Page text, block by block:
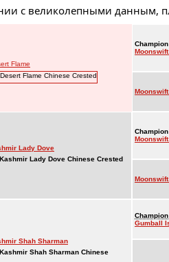
с великолепными данным,
Flame
Champion
Lady Dove
Champion
Shah Sharman
Champion
Gumball